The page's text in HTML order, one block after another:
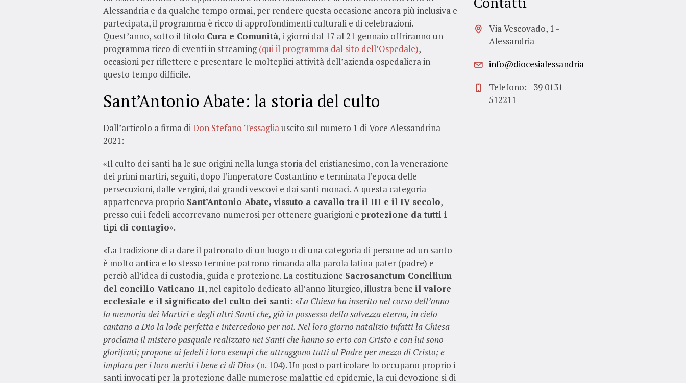
Alessandria e da qualche tempo ormai, per rendere questa occasione ancora più inclusiva e
partecipata, il programma è ricco di approfondimenti culturali e di celebrazioni.
Quest’anno, sotto il titolo Cura e Comunità, i giorni dal 17 al 21 gennaio offriranno un
programma ricco di eventi in streaming(qui il programma dal sito dell’Ospedale),
occasioni per riflettere e presentare le molteplici attività dell’azienda ospedaliera in
questo tempo difficile.
Sant’Antonio Abate: la storia del culto
Dall’articolo a firma diDon Stefano Tessagliauscito sul numero 1 di Voce Alessandrina
2021:
«Il culto dei santi ha le sue origini nella lunga storia del cristianesimo, con la venerazione
dei primi martiri, seguiti, dopo l’imperatore Costantino e terminata l’epoca delle
persecuzioni, dalle vergini, dai grandi vescovi e dai santi monaci. A questa categoria
apparteneva proprio Sant’Antonio Abate, vissuto a cavallo tra il III e il IV secolo,
presso cui i fedeli accorrevano numerosi per ottenere guarigioni e protezione da tutti i
tipi di contagio».
«La tradizione di a dare il patronato di un luogo o di una categoria di persone ad un santo
è molto antica e lo stesso termine patrono rimanda alla parola latina pater (padre) e
perciò all’idea di custodia, guida e protezione. La costituzione Sacrosanctum Concilium
del concilio Vaticano II, nel capitolo dedicato all’anno liturgico, illustra bene il valore
ecclesiale e il significato del culto dei santi: «La Chiesa ha inserito nel corso dell’anno
la memoria dei Martiri e degli altri Santi che, già in possesso della salvezza eterna, in cielo
cantano a Dio la lode perfetta e intercedono per noi. Nel loro giorno natalizio infatti la Chiesa
proclama il mistero pasquale realizzato nei Santi che hanno so erto con Cristo e con lui sono
glorifcati; propone ai fedeli i loro esempi che attraggono tutti al Padre per mezzo di Cristo; e
implora per i loro meriti i bene ci di Dio» (n. 104). Un posto particolare lo occupano proprio i
santi invocati per la protezione dalle numerose malattie ed epidemie, la cui devozione si di
Via Vescovado, 1 -
Alessandria
info@diocesialessandria.it
Telefono: +39 0131
512211